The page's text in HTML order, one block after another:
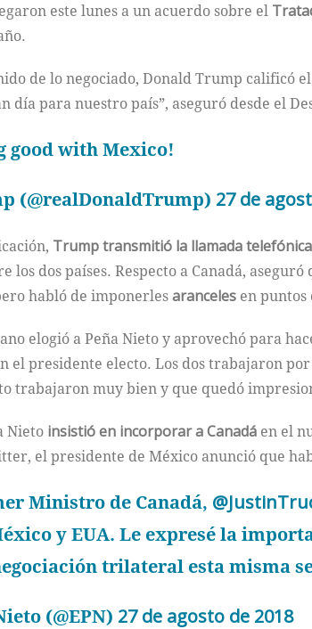
este lunes a un acuerdo sobre el
de lo negociado, Donald Trump calificó
día para nuestro país”, aseguró desde el
good with Mexico!
(@realDonaldTrump) 27 de
Trump transmitió la llamada telefónica
los dos países. Respecto a Canadá,
habló de imponerlesaranceles en puntos
elogió a Peña Nieto y aprovechó para
el presidente electo. Los dos trabajaron
trabajaron muy bien y que quedó
Nieto insistió en incorporar a Canadá en el
el presidente de México anunció que
Ministro de Canadá,
y EUA. Le expresé la
trilateral esta misma
(@EPN) 27 de agosto de 2018